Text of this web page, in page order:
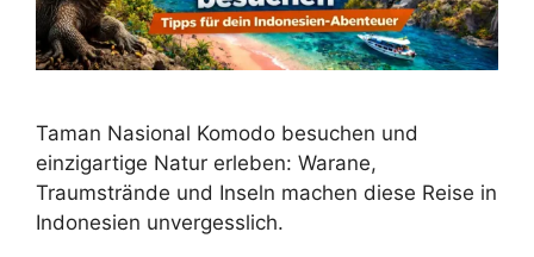
Taman Nasional Komodo besuchen und
einzigartige Natur erleben: Warane,
Traumstrände und Inseln machen diese Reise in
Indonesien unvergesslich.